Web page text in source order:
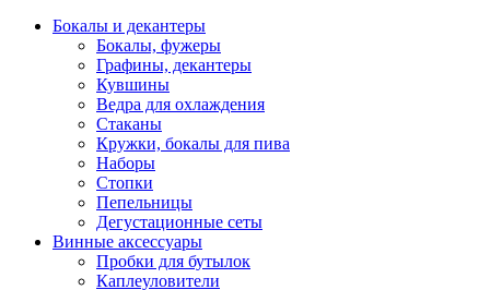
Бокалы и декантеры
Бокалы, фужеры
Графины, декантеры
Кувшины
Ведра для охлаждения
Стаканы
Кружки, бокалы для пива
Наборы
Стопки
Пепельницы
Дегустационные сеты
Винные аксессуары
Пробки для бутылок
Каплеуловители